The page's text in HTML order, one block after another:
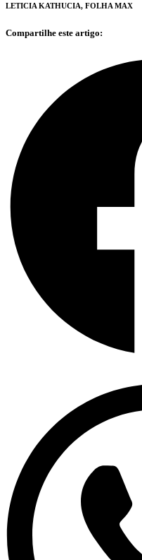
LETICIA KATHUCIA, FOLHA MAX
Compartilhe este artigo: